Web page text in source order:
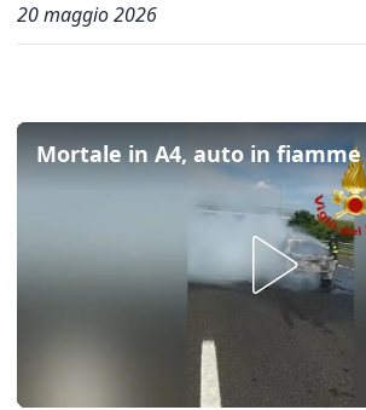
20 maggio 2026